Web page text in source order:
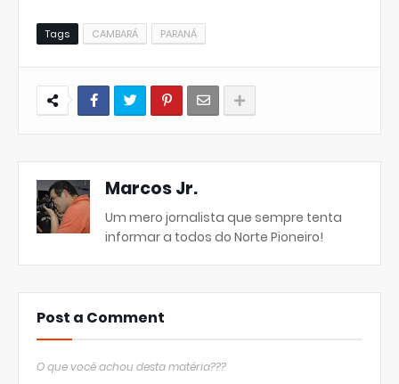
Tags CAMBARÁ PARANÁ
Marcos Jr.
Um mero jornalista que sempre tenta
informar a todos do Norte Pioneiro!
Post a Comment
O que você achou desta matéria???